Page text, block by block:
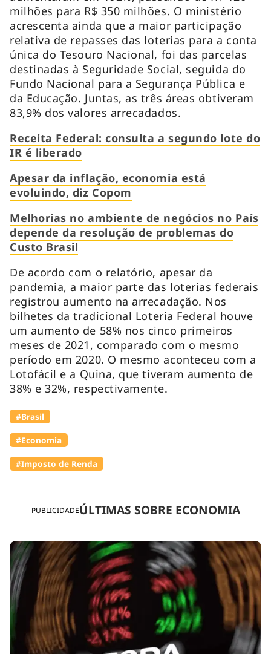
PUBLICIDADEÚLTIMAS SOBRE ECONOMIA
milhões para R$ 350 milhões. O ministério
acrescenta ainda que a maior participação
relativa de repasses das loterias para a conta
única do Tesouro Nacional, foi das parcelas
destinadas à Seguridade Social, seguida do
Fundo Nacional para a Segurança Pública e
da Educação. Juntas, as três áreas obtiveram
83,9% dos valores arrecadados.
Receita Federal: consulta a segundo lote do
IR é liberado
Apesar da inflação, economia está
evoluindo, diz Copom
Melhorias no ambiente de negócios no País
depende da resolução de problemas do
Custo Brasil
De acordo com o relatório, apesar da
pandemia, a maior parte das loterias federais
registrou aumento na arrecadação. Nos
bilhetes da tradicional Loteria Federal houve
um aumento de 58% nos cinco primeiros
meses de 2021, comparado com o mesmo
período em 2020. O mesmo aconteceu com a
Lotofácil e a Quina, que tiveram aumento de
38% e 32%, respectivamente.
#Brasil
#Economia
#Imposto de Renda